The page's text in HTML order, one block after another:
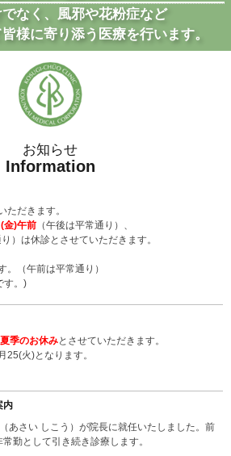
なく、風邪や花粉症など
様に寄り添う医療を行います。
お知らせ
Information
ただきます。
金)午前 （午後は平常通り）、
り）は休診とさせていただきます。
。（午前は平常通り）
す。)
季のお休みとさせていただきます。
25(火)となります。
内
あさい しこう）が院長に就任いたしました。前
勤として引き続き診療します。